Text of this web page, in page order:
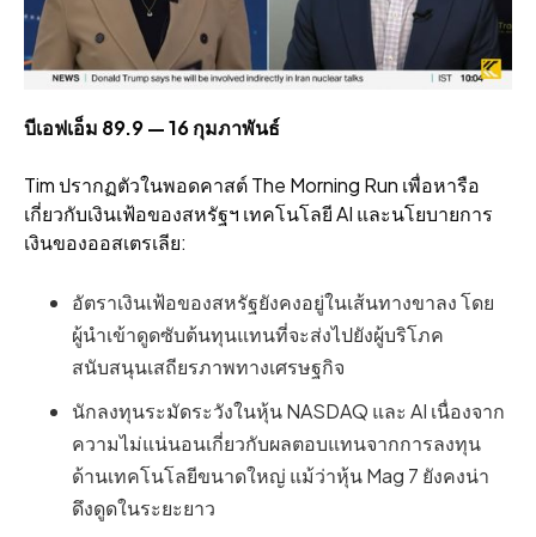
บีเอฟเอ็ม 89.9 — 16 กุมภาพันธ์
Tim ปรากฏตัวในพอดคาสต์ The Morning Run เพื่อหารือ
เกี่ยวกับเงินเฟ้อของสหรัฐฯ เทคโนโลยี AI และนโยบายการ
เงินของออสเตรเลีย:
อัตราเงินเฟ้อของสหรัฐยังคงอยู่ในเส้นทางขาลง โดย
ผู้นำเข้าดูดซับต้นทุนแทนที่จะส่งไปยังผู้บริโภค
สนับสนุนเสถียรภาพทางเศรษฐกิจ
นักลงทุนระมัดระวังในหุ้น NASDAQ และ AI เนื่องจาก
ความไม่แน่นอนเกี่ยวกับผลตอบแทนจากการลงทุน
ด้านเทคโนโลยีขนาดใหญ่ แม้ว่าหุ้น Mag 7 ยังคงน่า
ดึงดูดในระยะยาว